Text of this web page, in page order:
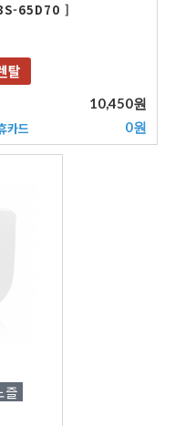
65D70 ]
탈
10,450원
카드 0원
즐